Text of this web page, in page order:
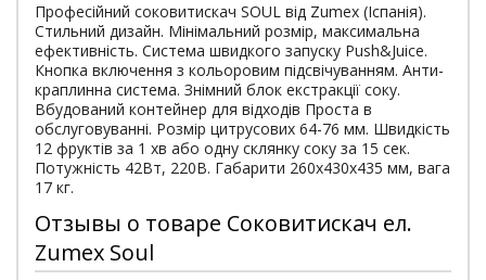
Професійний соковитискач SOUL від Zumex (Іспанія).
Стильний дизайн. Мінімальний розмір, максимальна
ефективність. Система швидкого запуску Push&Juice.
Кнопка включення з кольоровим підсвічуванням. Анти-
краплинна система. Знімний блок екстракції соку.
Вбудований контейнер для відходів Проста в
обслуговуванні. Розмір цитрусових 64-76 мм. Швидкість
12 фруктів за 1 хв або одну склянку соку за 15 сек.
Потужність 42Вт, 220В. Габарити 260х430х435 мм, вага
17 кг.
Отзывы о товаре Соковитискач ел.
Zumex Soul